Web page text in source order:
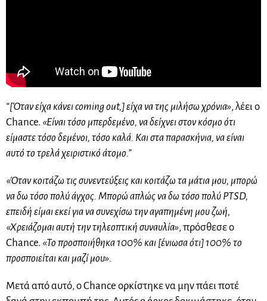
“[Όταν είχα κάνει coming out,] είχα να της μιλήσω χρόνια», λέει ο
Chance. «Είναι τόσο μπερδεμένο, να δείχνει στον κόσμο ότι
είμαστε τόσο δεμένοι, τόσο καλά. Και στα παρασκήνια, να είναι
αυτό το τρελά χειριστικό άτομο.”
«Όταν κοιτάζω τις συνεντεύξεις και κοιτάζω τα μάτια μου, μπορώ
να δω τόσο πολύ άγχος. Μπορώ απλώς να δω τόσο πολύ PTSD,
επειδή είμαι εκεί για να συνεχίσω την αγαπημένη μου ζωή,
«Χρειάζομαι αυτή την τηλεοπτική συναυλία», πρόσθεσε ο
Chance. «Το προσποιήθηκα 100% και [ένιωσα ότι] 100% το
προσποιείται και μαζί μου».
Μετά από αυτό, ο Chance ορκίστηκε να μην πάει ποτέ